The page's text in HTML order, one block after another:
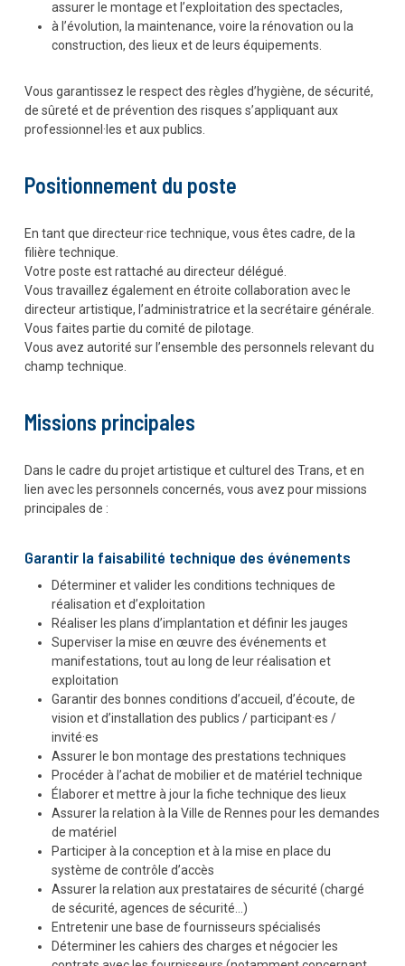
assurer le montage et l’exploitation des spectacles,
à l’évolution, la maintenance, voire la rénovation ou la
construction, des lieux et de leurs équipements.
Vous garantissez le respect des règles d’hygiène, de sécurité,
de sûreté et de prévention des risques s’appliquant aux
professionnel·les et aux publics.
Positionnement du poste
En tant que directeur·rice technique, vous êtes cadre, de la
filière technique.
Votre poste est rattaché au directeur délégué.
Vous travaillez également en étroite collaboration avec le
directeur artistique, l’administratrice et la secrétaire générale.
Vous faites partie du comité de pilotage.
Vous avez autorité sur l’ensemble des personnels relevant du
champ technique.
Missions principales
Dans le cadre du projet artistique et culturel des Trans, et en
lien avec les personnels concernés, vous avez pour missions
principales de :
Garantir la faisabilité technique des événements
Déterminer et valider les conditions techniques de
réalisation et d’exploitation
Réaliser les plans d’implantation et définir les jauges
Superviser la mise en œuvre des événements et
manifestations, tout au long de leur réalisation et
exploitation
Garantir des bonnes conditions d’accueil, d’écoute, de
vision et d’installation des publics / participant·es /
invité·es
Assurer le bon montage des prestations techniques
Procéder à l’achat de mobilier et de matériel technique
Élaborer et mettre à jour la fiche technique des lieux
Assurer la relation à la Ville de Rennes pour les demandes
de matériel
Participer à la conception et à la mise en place du
système de contrôle d’accès
Assurer la relation aux prestataires de sécurité (chargé
de sécurité, agences de sécurité…)
Entretenir une base de fournisseurs spécialisés
Déterminer les cahiers des charges et négocier les